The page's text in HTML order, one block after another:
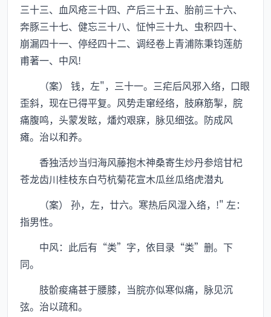
三十三、血风疮三十四、产后三十五、胎前三十六、
奔豚三十七、健忘三十八、怔忡三十九、虫积四十、
崩漏四十一、停经四十二、调经卷上青浦陈秉钧莲舫
甫著一、中风!
（案） 钱，左"，三十一。三疟后风邪入络，口眼
歪斜，现在已得平复。风势走窜经络，肢麻筋掣，脘
痛腹鸣，头蒙发眩，燔灼艰寐，脉见细弦。防成风
瘫。治以和养。
香独活炒当归海风藤抱木神桑寄生炒丹参焙甘杞
苍龙齿川桂枝东白芍杭菊花宣木瓜丝瓜络虎潜丸
（案） 孙，左，廿六。寒热后风湿入络，!" 左：
指男性。
中风：此后有“类”字，依目录“类”删。下
同。
肢骱痠痛甚于腰膝，当脘亦似寒似痛，脉见沉
弦。治以疏和。